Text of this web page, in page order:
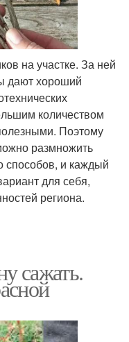
на участке. За ней
дают хороший
количеством
Поэтому
размножить
способов, и каждый
для себя,
региона.
сажать.